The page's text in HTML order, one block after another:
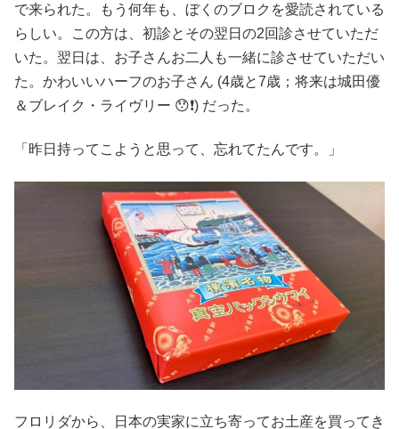
で来られた。もう何年も、ぼくのブロクを愛読されている
らしい。この方は、初診とその翌日の2回診させていただ
いた。翌日は、お子さんお二人も一緒に診させていただい
た。かわいいハーフのお子さん (4歳と7歳；将来は城田優
＆ブレイク・ライヴリー 😯❗) だった。
「昨日持ってこようと思って、忘れてたんです。」
フロリダから、日本の実家に立ち寄ってお土産を買ってき